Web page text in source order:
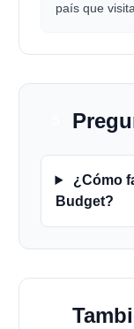
país que visita.
¿Cómo
Budget?